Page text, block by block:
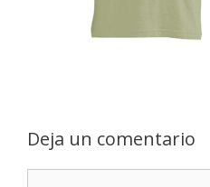
Deja un comentario